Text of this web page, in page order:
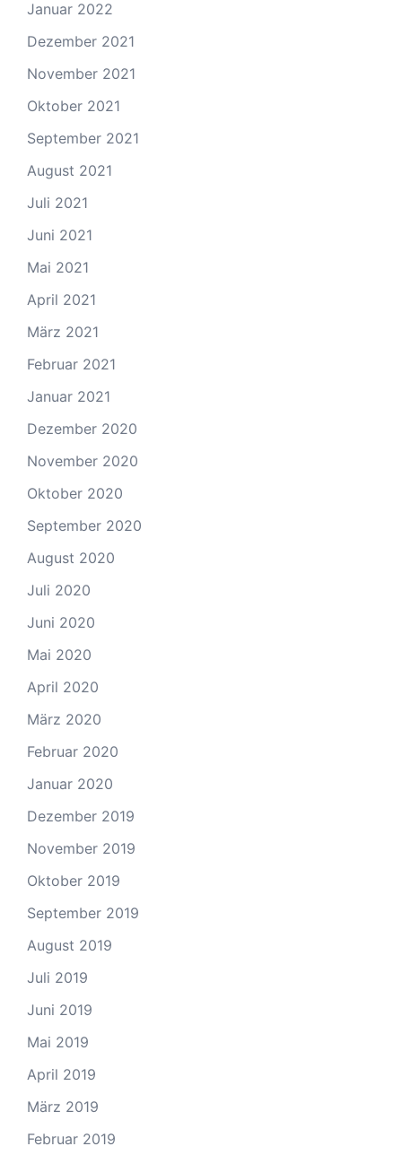
Januar 2022
Dezember 2021
November 2021
Oktober 2021
September 2021
August 2021
Juli 2021
Juni 2021
Mai 2021
April 2021
März 2021
Februar 2021
Januar 2021
Dezember 2020
November 2020
Oktober 2020
September 2020
August 2020
Juli 2020
Juni 2020
Mai 2020
April 2020
März 2020
Februar 2020
Januar 2020
Dezember 2019
November 2019
Oktober 2019
September 2019
August 2019
Juli 2019
Juni 2019
Mai 2019
April 2019
März 2019
Februar 2019